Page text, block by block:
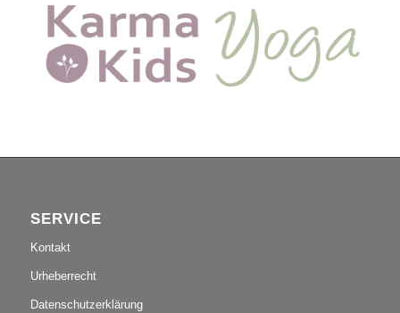
SERVICE
Kontakt
Urheberrecht
Datenschutzerklärung